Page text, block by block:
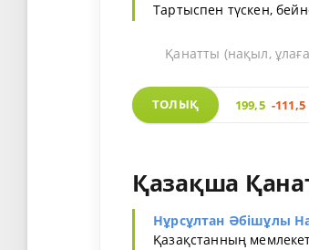
Тартыспен түскен,
Қанатты (нақыл,
ТОЛЫҚ 199,5 -111,5
Қазақша
Нұрсұлтан Әбiшұлы
Қазақстанның